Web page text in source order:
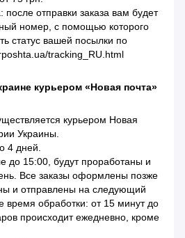
после отправки заказа вам будет
номер, с помощью которого
статус вашей посылки по
tracking_RU.html
курьером «Новая почта»
курьером Новая
Украины.
4 дней.
до 15:00, будут проработаны и
Все заказы оформлены позже
и отправлены на следующий
время обработки: от 15 минут до
происходит ежедневно, кроме